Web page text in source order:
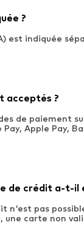
?
est indiquée
acceptés ?
de paiement
Apple Pay,
de crédit a-t-il
n'est pas
une carte non